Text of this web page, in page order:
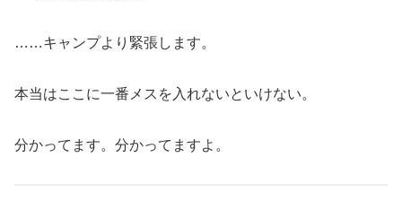
……キャンプより緊張します。
本当はここに一番メスを入れないといけない。
分かってます。分かってますよ。